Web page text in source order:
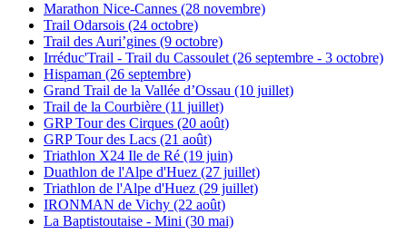
Marathon Nice-Cannes (28 novembre)
Trail Odarsois (24 octobre)
Trail des Auri’gines (9 octobre)
Irréduc'Trail - Trail du Cassoulet (26 septembre - 3 octobre)
Hispaman (26 septembre)
Grand Trail de la Vallée d’Ossau (10 juillet)
Trail de la Courbière (11 juillet)
GRP Tour des Cirques (20 août)
GRP Tour des Lacs (21 août)
Triathlon X24 Ile de Ré (19 juin)
Duathlon de l'Alpe d'Huez (27 juillet)
Triathlon de l'Alpe d'Huez (29 juillet)
IRONMAN de Vichy (22 août)
La Baptistoutaise - Mini (30 mai)